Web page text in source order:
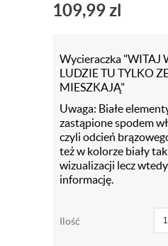
109,99zl
Wycieraczka "WITAJ
LUDZIE TU TYLKO
MIESZKAJĄ"
Uwaga: Białe
zastąpione spodem
czyli odcień
też w kolorze biały
wizualizacji lecz
informację.
Ilość